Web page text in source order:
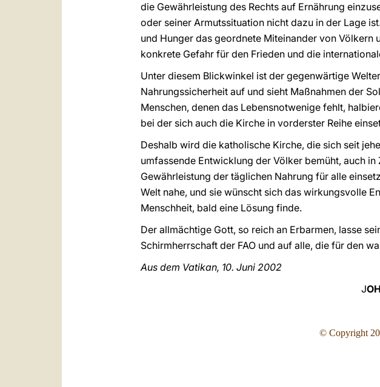
die Gewährleistung des Rechts auf Ernährung
oder seiner Armutssituation nicht dazu in der Lage
und Hunger das geordnete Miteinander von
konkrete Gefahr für den Frieden und die
Unter diesem Blickwinkel ist der gegenwärtige
Nahrungssicherheit auf und sieht Maßnahmen der
Menschen, denen das Lebensnotwenige fehlt,
bei der sich auch die Kirche in vorderster Reihe
Deshalb wird die katholische Kirche, die sich seit
umfassende Entwicklung der Völker bemüht, auch
Gewährleistung der täglichen Nahrung für alle
Welt nahe, und sie wünscht sich das wirkungsvolle
Menschheit, bald eine Lösung finde.
Der allmächtige Gott, so reich an Erbarmen, lasse
Schirmherrschaft der FAO und auf alle, die für den
Aus dem Vatikan, 10. Juni 2002
J
© Copyright